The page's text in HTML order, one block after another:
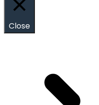
Close